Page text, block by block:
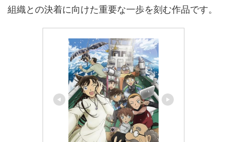
組織との決着に向けた重要な一歩を刻む作品です。